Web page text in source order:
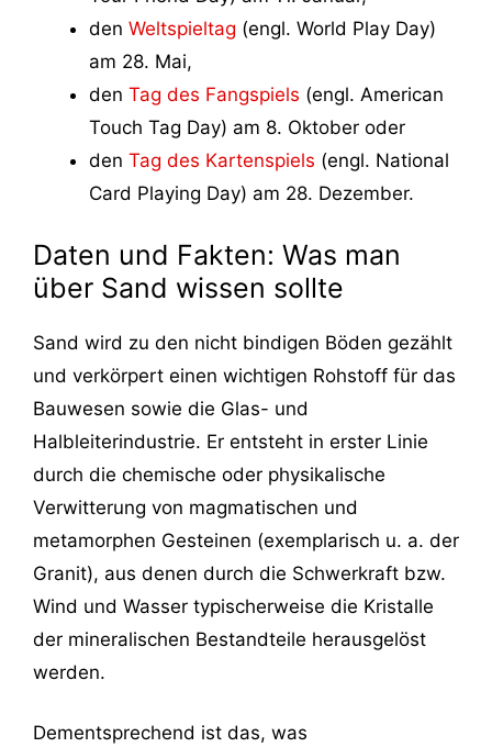
den Weltspieltag (engl. World Play Day)
am 28. Mai,
den Tag des Fangspiels (engl. American
Touch Tag Day) am 8. Oktober oder
den Tag des Kartenspiels (engl. National
Card Playing Day) am 28. Dezember.
Daten und Fakten: Was man
über Sand wissen sollte
Sand wird zu den nicht bindigen Böden gezählt
und verkörpert einen wichtigen Rohstoff für das
Bauwesen sowie die Glas- und
Halbleiterindustrie. Er entsteht in erster Linie
durch die chemische oder physikalische
Verwitterung von magmatischen und
metamorphen Gesteinen (exemplarisch u. a. der
Granit), aus denen durch die Schwerkraft bzw.
Wind und Wasser typischerweise die Kristalle
der mineralischen Bestandteile herausgelöst
werden.
Dementsprechend ist das, was